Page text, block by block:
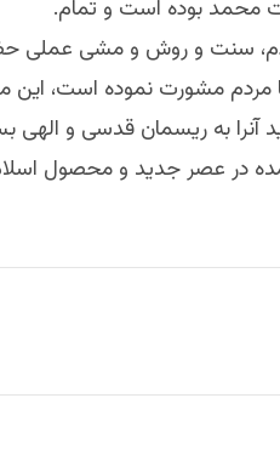
محمد بوده است و تمام.
سنت و روش و مشی
مردم مشورت نموده است، این
آنرا به ریسمان قدسی و الهی
در عصر جدید و محصول